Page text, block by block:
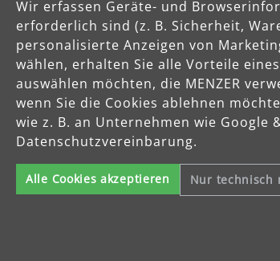
Wir erfassen Geräte- und
erforderlich sind (z. B. Sicherheit,
personalisierte Anzeigen von
wählen, erhalten Sie alle Vorteile
auswählen möchten, die MENZER
wenn Sie die Cookies ablehnen
wie z. B. an Unternehmen wie
Datenschutzvereinbarung.
Alle Cookies akzeptieren Nur technisch